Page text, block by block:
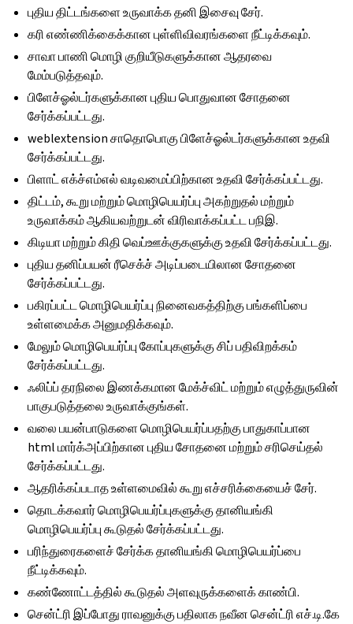
புதிய திட்டங்களை உருவாக்க தனி இசைவு சேர்.
கரி எண்ணிக்கைக்கான புள்ளிவிவரங்களை நீட்டிக்கவும்.
சாவா பாணி மொழி குறியீடுகளுக்கான ஆதரவை
மேம்படுத்தவும்.
பிளேச்ஓல்டர்களுக்கான புதிய பொதுவான சோதனை
சேர்க்கப்பட்டது.
weblextension சாதொபொகு பிளேச்ஓல்டர்களுக்கான உதவி
சேர்க்கப்பட்டது.
பிளாட் எக்ச்எம்எல் வடிவமைப்பிற்கான உதவி சேர்க்கப்பட்டது.
திட்டம், கூறு மற்றும் மொழிபெயர்ப்பு அகற்றுதல் மற்றும்
உருவாக்கம் ஆகியவற்றுடன் விரிவாக்கப்பட்ட பநிஇ.
கிடியா மற்றும் கிதி வெப்ஊக்குகளுக்கு உதவி சேர்க்கப்பட்டது.
புதிய தனிப்பயன் ரீசெக்ச் அடிப்படையிலான சோதனை
சேர்க்கப்பட்டது.
பகிரப்பட்ட மொழிபெயர்ப்பு நினைவகத்திற்கு பங்களிப்பை
உள்ளமைக்க அனுமதிக்கவும்.
மேலும் மொழிபெயர்ப்பு கோப்புகளுக்கு சிப் பதிவிறக்கம்
சேர்க்கப்பட்டது.
ஃலிப்ப் தரநிலை இணக்கமான மேக்ச்விட் மற்றும் எழுத்துருவின்
பாகுபடுத்தலை உருவாக்குங்கள்.
வலை பயன்பாடுகளை மொழிபெயர்ப்பதற்கு பாதுகாப்பான
html மார்க்அப்பிற்கான புதிய சோதனை மற்றும் சரிசெய்தல்
சேர்க்கப்பட்டது.
ஆதரிக்கப்படாத உள்ளமைவில் கூறு எச்சரிக்கையைச் சேர்.
தொடக்கவார் மொழிபெயர்ப்புகளுக்கு தானியங்கி
மொழிபெயர்ப்பு கூடுதல் சேர்க்கப்பட்டது.
பரிந்துரைகளைச் சேர்க்க தானியங்கி மொழிபெயர்ப்பை
நீட்டிக்கவும்.
கண்ணோட்டத்தில் கூடுதல் அளவுருக்களைக் காண்பி.
சென்ட்ரி இப்போது ராவனுக்கு பதிலாக நவீன சென்ட்ரி எச்.டி.கே